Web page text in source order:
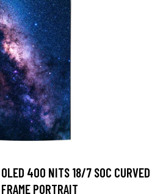
400 NITS 18/7 SOC CURVED
PORTRAIT